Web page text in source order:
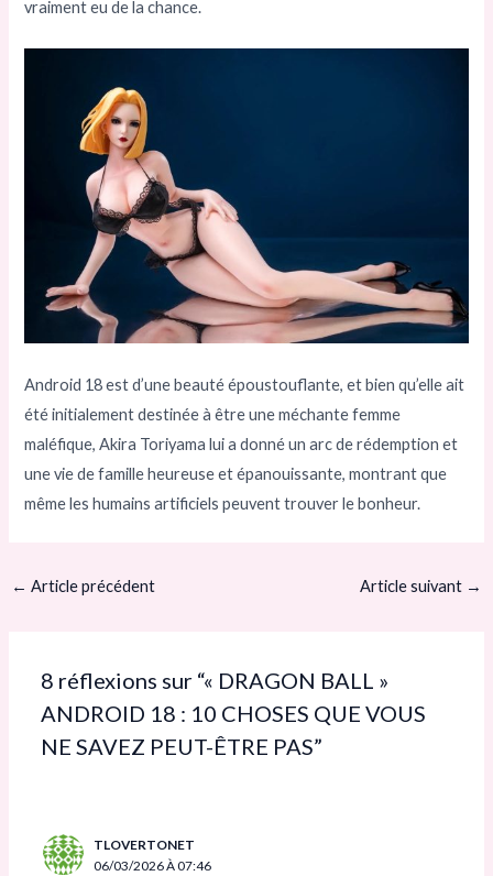
vraiment eu de la chance.
Android 18 est d’une beauté époustouflante, et bien qu’elle ait
été initialement destinée à être une méchante femme
maléfique, Akira Toriyama lui a donné un arc de rédemption et
une vie de famille heureuse et épanouissante, montrant que
même les humains artificiels peuvent trouver le bonheur.
← Article précédent Article suivant →
8 réflexions sur “« DRAGON BALL »
ANDROID 18 : 10 CHOSES QUE VOUS
NE SAVEZ PEUT-ÊTRE PAS”
TLOVERTONET
06/03/2026 À 07:46